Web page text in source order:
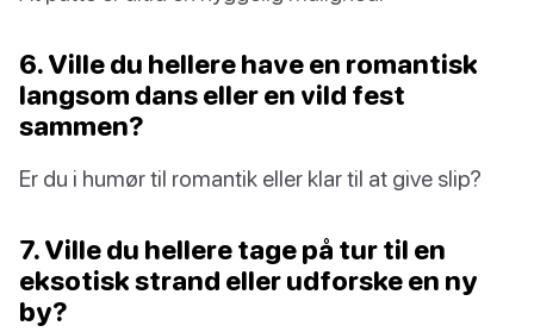
6. Ville du hellere have en romantisk
langsom dans eller en vild fest
sammen?
Er du i humør til romantik eller klar til at give slip?
7. Ville du hellere tage på tur til en
eksotisk strand eller udforske en ny
by?